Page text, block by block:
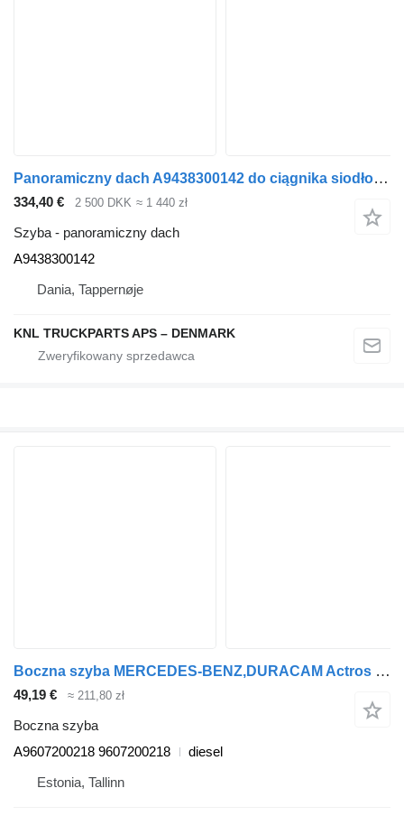
Panoramiczny dach A9438300142 do ciągnika siodłowego Mercedes-Benz ACTROS
334,40 € 2 500 DKK ≈ 1 440 zł
Szyba - panoramiczny dach
A9438300142
Dania, Tappernøje
KNL TRUCKPARTS APS – DENMARK
Boczna szyba MERCEDES-BENZ,DURACAM Actros MP4 1840 (01.12-) A9607200218 do ciągnika siodłowego Mercedes-Benz Actros MP4 Antos Arocs (2012-)
49,19 € ≈ 211,80 zł
Boczna szyba
A9607200218 9607200218
diesel
Estonia, Tallinn